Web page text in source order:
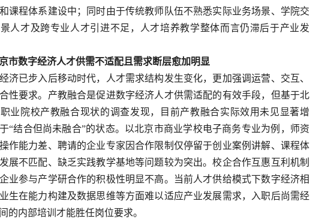
课程体系建设中；同时由于传统教师队伍不熟悉实际业务场景、学院交
人才及跨专业人才引进不足，人才培养教学整体而言仍滞后于产业发
京市数字经济人才供需不适配且需求断层愈加明显
济已步入后移动时代，人才需求结构发生变化，更加强调运营、交互、
性要求。产教融合是促进数字经济人才供需适配的有效手段，但基于北
业院校产教融合现状的调查发现，目前产教融合实际效用未见显著增
“结合但尚未融合”的状态。以北京市商业学校电子商务专业为例，师资
作能力差、聘请的企业专家因合作限制仅停留于创业案例讲解、课程体
展不匹配、缺乏实践教学基地等问题较为突出。校企合作互惠互利机制
业参与产学研合作的积极性明显不高。当前人才供给模式下数字经济相
生在能力构建及数据思维等方面难以适应产业发展需求，入职后尚需经
的内部培训才能胜任岗位要求。